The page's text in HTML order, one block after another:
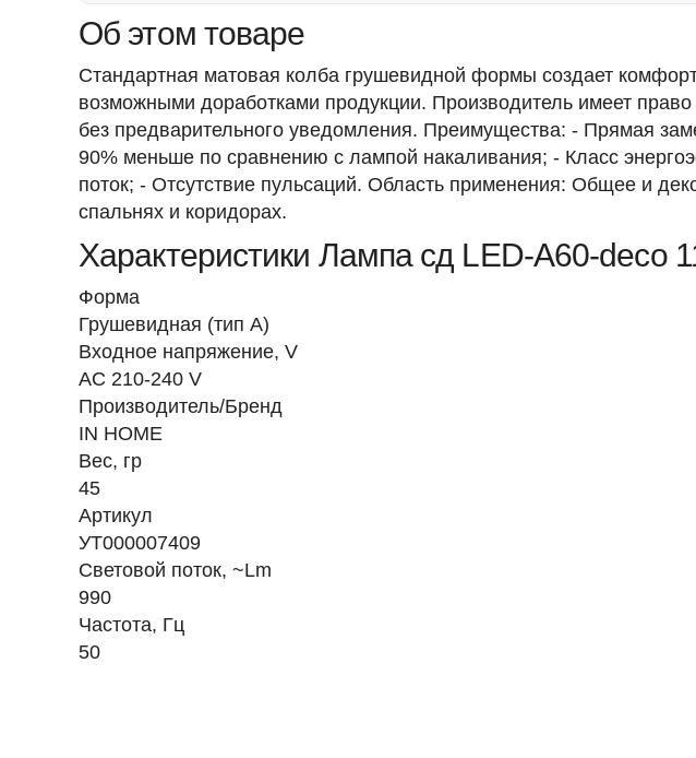
Об этом товаре
Стандартная матовая колба грушевидной формы создает
возможными доработками продукции. Производитель имеет
без предварительного уведомления. Преимущества: - Прямая
90% меньше по сравнению с лампой накаливания; - Класс
поток; - Отсутствие пульсаций. Область применения: Общее и
спальнях и коридорах.
Характеристики Лампа сд LED-A60-deco
Форма
Грушевидная (тип А)
Входное напряжение, V
AC 210-240 V
Производитель/Бренд
IN HOME
Вес, гр
45
Артикул
УТ000007409
Световой поток, ~Lm
990
Частота, Гц
50